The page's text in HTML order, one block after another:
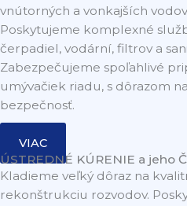
vnútorných a vonkajších
Poskytujeme komplexné
čerpadiel, vodární, filtrov a
Zabezpečujeme spoľahlivé
umývačiek riadu, s dôrazom
bezpečnosť.
VIAC
ÚSTREDNÉ KÚRENIE a jeho
Kladieme veľký dôraz na
rekonštrukciu rozvodov.